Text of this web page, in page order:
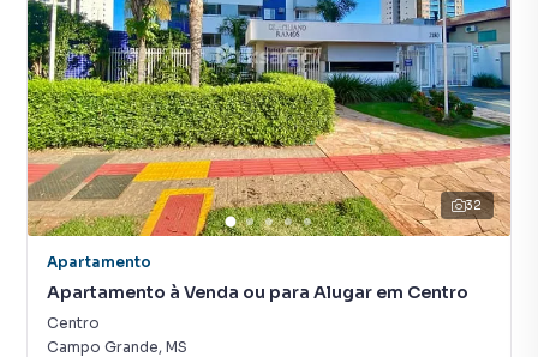
32
Apartamento
Apartamento à Venda ou para Alugar em Centro
Centro
Campo Grande, MS